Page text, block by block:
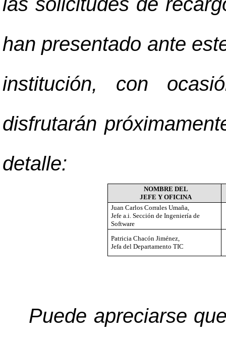
han presentado ante
institución, con
disfrutarán
detalle:
NOMBRE DEL
JEFE Y OFICINA
Juan Carlos Corrales Umaña,
Jefe a.i. Sección de Ingeniería de
Software
Patricia Chacón Jiménez,
Jefa del Departamento TIC
Puede apreciarse